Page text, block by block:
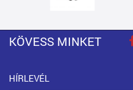
KÖVESS MINKET
HÍRLEVÉL